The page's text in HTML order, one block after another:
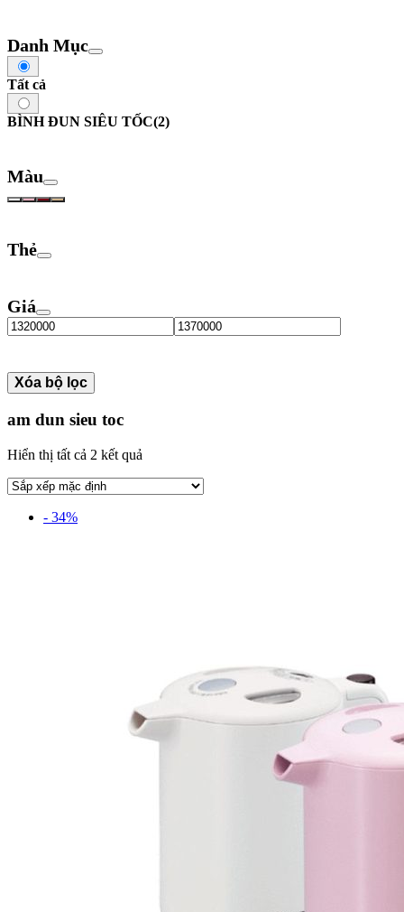
Danh Mục
Tất cả
BÌNH ĐUN SIÊU TỐC(2)
Màu
Thẻ
Giá
Xóa bộ lọc
am dun sieu toc
Hiển thị tất cả 2 kết quả
- 34%